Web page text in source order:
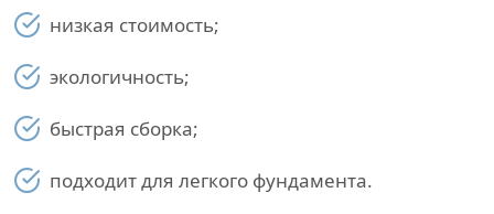
низкая стоимость;
экологичность;
быстрая сборка;
подходит для легкого фундамента.